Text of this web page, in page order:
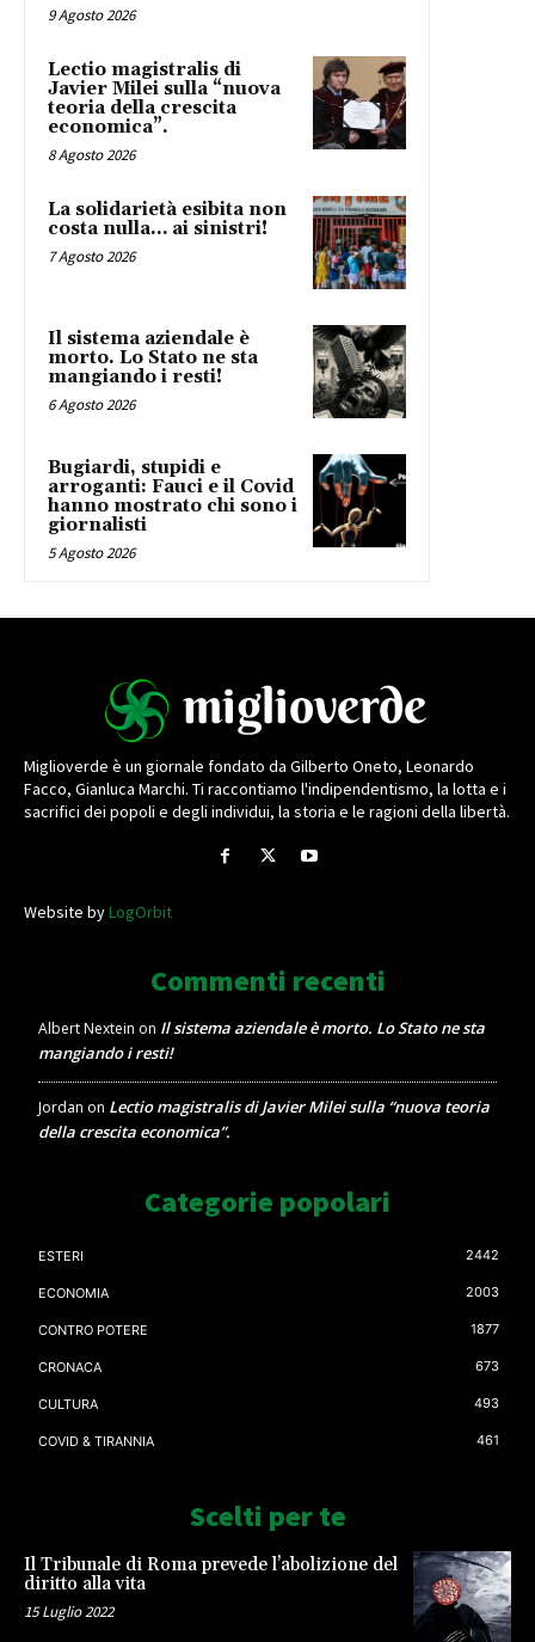
9 Agosto 2026
Lectio magistralis di
Javier Milei sulla “nuova
teoria della crescita
economica”.
8 Agosto 2026
La solidarietà esibita non
costa nulla… ai sinistri!
7 Agosto 2026
Il sistema aziendale è
morto. Lo Stato ne sta
mangiando i resti!
6 Agosto 2026
Bugiardi, stupidi e
arroganti: Fauci e il Covid
hanno mostrato chi sono i
giornalisti
5 Agosto 2026
Miglioverde è un giornale fondato da Gilberto Oneto, Leonardo
Facco, Gianluca Marchi. Ti raccontiamo l'indipendentismo, la lotta e i
sacrifici dei popoli e degli individui, la storia e le ragioni della libertà.
Website byLogOrbit
Commenti recenti
Albert Nextein on Il sistema aziendale è morto. Lo Stato ne sta
mangiando i resti!
Jordan on Lectio magistralis di Javier Milei sulla “nuova teoria
della crescita economica”.
Categorie popolari
ESTERI 2442
ECONOMIA 2003
CONTRO POTERE 1877
CRONACA 673
CULTURA 493
COVID & TIRANNIA 461
Scelti per te
Il Tribunale di Roma prevede l’abolizione del
diritto alla vita
15 Luglio 2022